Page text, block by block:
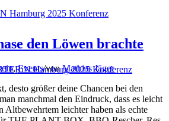
Hamburg 2025 Konferenz
Hamburg 2025 Konferenz
den Löwen brachte
,Events/vonMathias Jäger
desto größer deine Chancen bei den
manchmal den Eindruck, dass es leicht
Altbewehrtem leichter haben als echte